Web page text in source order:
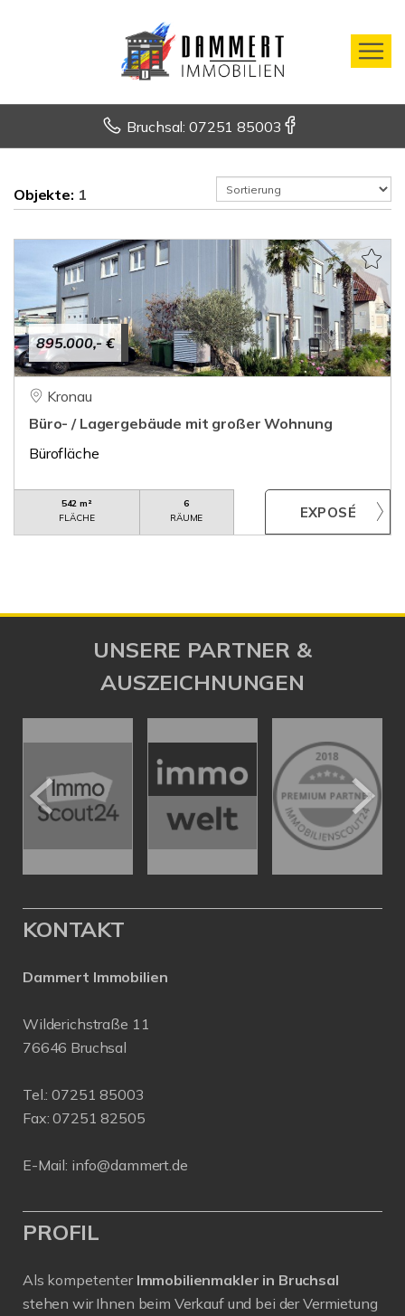
Bruchsal: 07251 85003
Objekte: 1
895.000,- €
Kronau
Büro- / Lagergebäude mit großer Wohnung
Bürofläche
542 m²
FLÄCHE
6
RÄUME
UNSERE PARTNER &
AUSZEICHNUNGEN
KONTAKT
Dammert Immobilien
Wilderichstraße 11
76646 Bruchsal
Tel.:07251 85003
Fax: 07251 82505
E-Mail: info@dammert.de
PROFIL
Als kompetenter Immobilienmakler in Bruchsal
stehen wir Ihnen beim Verkauf und bei der Vermietung